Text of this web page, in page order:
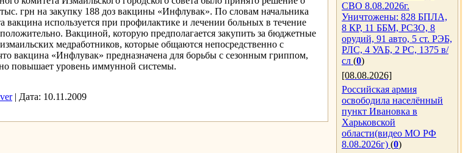
грн на закупку 188 доз вакцины «Инфлувак». По словам начальника
вакцина используется при профилактике и лечении больных в течение
Вакциной, которую предполагается закупить за бюджетные
медработников, которые общаются непосредственно с
вакцина «Инфлувак» предназначена для борьбы с сезонным гриппом,
повышает уровень иммунной системы.
| Дата: 10.11.2009
СВО 8.08.2026г.
Уничтожены: 828 БПЛА,
8 КР, 11 ББМ, РСЗО, 8
орудий, 91 авто, 5 ст. РЭБ,
РЛС, 4 УАБ, 2 РС, 1375 в/
сл (0)
[08.08.2026]
Российская армия
освободила населённый
пункт Ивановка в
Харьковской
области(видео МО РФ
8.08.2026г) (0)